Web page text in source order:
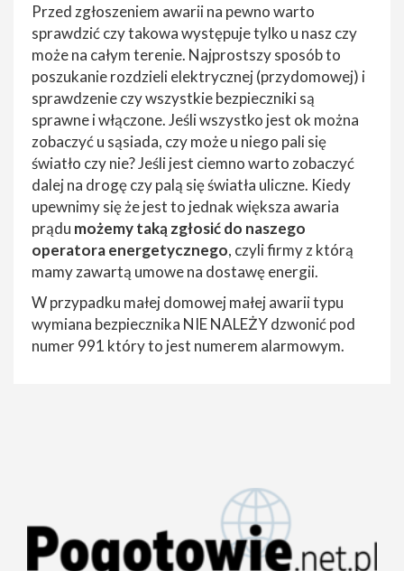
Przed zgłoszeniem awarii na pewno warto
sprawdzić czy takowa występuje tylko u nasz czy
może na całym terenie. Najprostszy sposób to
poszukanie rozdzieli elektrycznej (przydomowej) i
sprawdzenie czy wszystkie bezpieczniki są
sprawne i włączone. Jeśli wszystko jest ok można
zobaczyć u sąsiada, czy może u niego pali się
światło czy nie? Jeśli jest ciemno warto zobaczyć
dalej na drogę czy palą się światła uliczne. Kiedy
upewnimy się że jest to jednak większa awaria
prądu możemy taką zgłosić do naszego
operatora energetycznego, czyli firmy z którą
mamy zawartą umowe na dostawę energii.
W przypadku małej domowej małej awarii typu
wymiana bezpiecznika NIE NALEŻY dzwonić pod
numer 991 który to jest numerem alarmowym.